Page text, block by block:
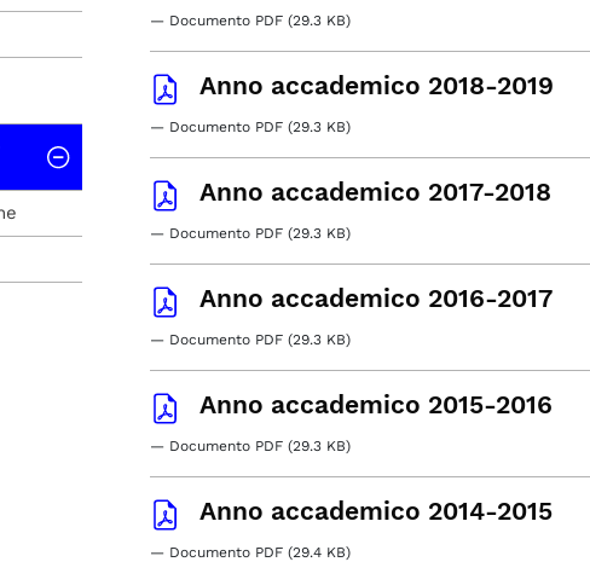
— Documento PDF (29.3 KB)
Anno accademico 2018-2019
— Documento PDF (29.3 KB)
Anno accademico 2017-2018
— Documento PDF (29.3 KB)
Anno accademico 2016-2017
— Documento PDF (29.3 KB)
Anno accademico 2015-2016
— Documento PDF (29.3 KB)
Anno accademico 2014-2015
— Documento PDF (29.4 KB)